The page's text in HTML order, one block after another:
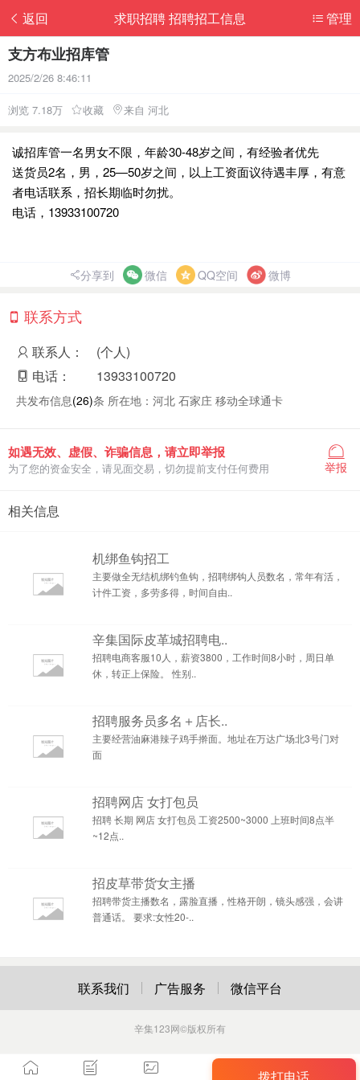
返回 管理
求职招聘 招聘招工信息
支方布业招库管
2025/2/26 8:46:11
浏览 7.18万 收藏 来自 河北
诚招库管一名男女不限，年龄30-48岁之间，有经验者优先
送货员2名，男，25—50岁之间，以上工资面议待遇丰厚，有意
者电话联系，招长期临时勿扰。
电话，13933100720
分享到 微信 QQ空间 微博
联系方式
联系人：
(个人)
电话：
13933100720
共发布信息(26)条 所在地：河北 石家庄 移动全球通卡
如遇无效、虚假、诈骗信息，请立即举报
为了您的资金安全，请见面交易，切勿提前支付任何费用 举报
相关信息
机绑鱼钩招工
主要做全无结机绑钓鱼钩，招聘绑钩人员数名，常年有活，
计件工资，多劳多得，时间自由..
辛集国际皮革城招聘电..
招聘电商客服10人，薪资3800，工作时间8小时，周日单
休，转正上保险。 性别..
招聘服务员多名＋店长..
主要经营油麻港辣子鸡手擀面。地址在万达广场北3号门对
面
招聘网店 女打包员
招聘 长期 网店 女打包员 工资2500~3000 上班时间8点半
~12点..
招皮草带货女主播
招聘带货主播数名，露脸直播，性格开朗，镜头感强，会讲
普通话。 要求:女性20-..
联系我们 广告服务 微信平台
辛集123网©版权所有